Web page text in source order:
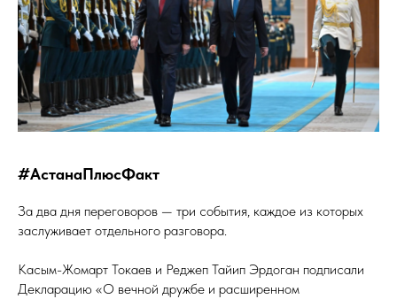
#АстанаПлюсФакт
За два дня переговоров — три события, каждое из которых
заслуживает отдельного разговора.
Касым-Жомарт Токаев и Реджеп Тайип Эрдоган подписали
Декларацию «О вечной дружбе и расширенном